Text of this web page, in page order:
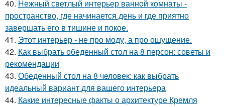
40. Нежный светлый интерьер ванной комнаты -
пространство, где начинается день и где приятно
завершать его в тишине и покое.
41. Этот интерьер - не про моду, а про ощущение.
42. Как выбрать обеденный стол на 8 персон: советы и
рекомендации
43. Обеденный стол на 8 человек: как выбрать
идеальный вариант для вашего интерьера
44. Какие интересные факты о архитектуре Кремля